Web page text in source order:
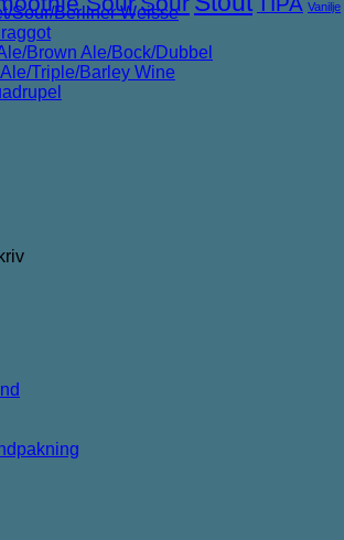
Sour/Berliner Weisse
Brown Ale/Bock/Dubbel
Triple/Barley Wine
Vanilje